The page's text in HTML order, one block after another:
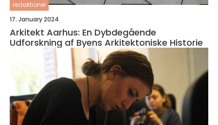
redaktionel
17. January 2024
Arkitekt Aarhus: En Dybdegående
Udforskning af Byens Arkitektoniske Historie